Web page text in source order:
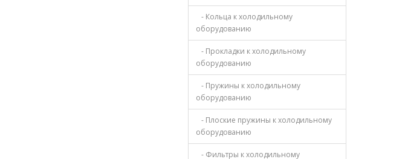
- Кольца к холодильному
оборудованию
- Прокладки к холодильному
оборудованию
- Пружины к холодильному
оборудованию
- Плоские пружины к холодильному
оборудованию
- Фильтры к холодильному